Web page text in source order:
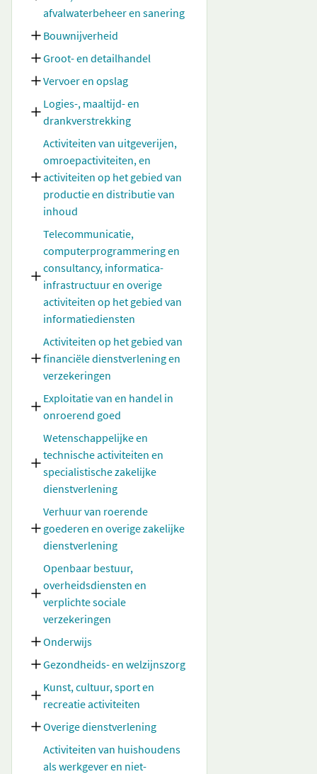
afvalwaterbeheer en sanering
Bouwnijverheid
Groot- en detailhandel
Vervoer en opslag
Logies-, maaltijd- en
drankverstrekking
Activiteiten van uitgeverijen,
omroepactiviteiten, en
activiteiten op het gebied van
productie en distributie van
inhoud
Telecommunicatie,
computerprogrammering en
consultancy, informatica-
infrastructuur en overige
activiteiten op het gebied van
informatiediensten
Activiteiten op het gebied van
financiële dienstverlening en
verzekeringen
Exploitatie van en handel in
onroerend goed
Wetenschappelijke en
technische activiteiten en
specialistische zakelijke
dienstverlening
Verhuur van roerende
goederen en overige zakelijke
dienstverlening
Openbaar bestuur,
overheidsdiensten en
verplichte sociale
verzekeringen
Onderwijs
Gezondheids- en welzijnszorg
Kunst, cultuur, sport en
recreatie activiteiten
Overige dienstverlening
Activiteiten van huishoudens
als werkgever en niet-